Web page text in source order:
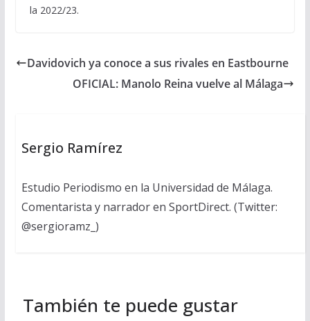
la 2022/23.
Davidovich ya conoce a sus rivales en Eastbourne
OFICIAL: Manolo Reina vuelve al Málaga
Sergio Ramírez
Estudio Periodismo en la Universidad de Málaga.
Comentarista y narrador en SportDirect. (Twitter:
@sergioramz_)
También te puede gustar